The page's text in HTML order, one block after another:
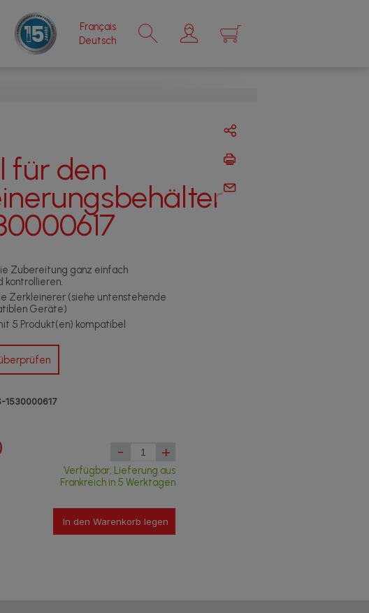
Français
Deutsch
×
für den
Zubereitung ganz einfach
kontrollieren.
Zerkleinerer (siehe untenstehende
Geräte)
5 Produkt(en) kompatibel
1530000617
- +
Verfügbar, Lieferung aus
Frankreich in 5 Werktagen
In den Warenkorb legen